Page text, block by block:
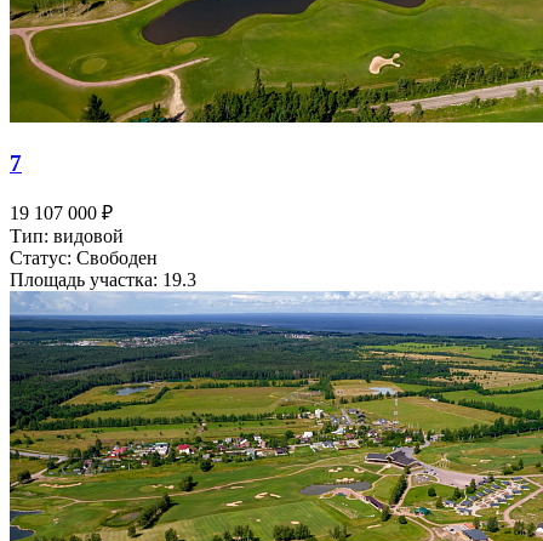
7
19 107 000 ₽
Тип: видовой
Статус: Свободен
Площадь участка: 19.3